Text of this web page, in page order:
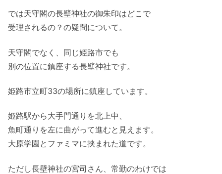
では天守閣の長壁神社の御朱印はどこで
受理されるの？の疑問について。
天守閣でなく、同じ姫路市でも
別の位置に鎮座する長壁神社です。
姫路市立町33の場所に鎮座しています。
姫路駅から大手門通りを北上中、
魚町通りを左に曲がって進むと見えます。
大原学園とファミマに挟まれた道です。
ただし長壁神社の宮司さん、常勤のわけでは